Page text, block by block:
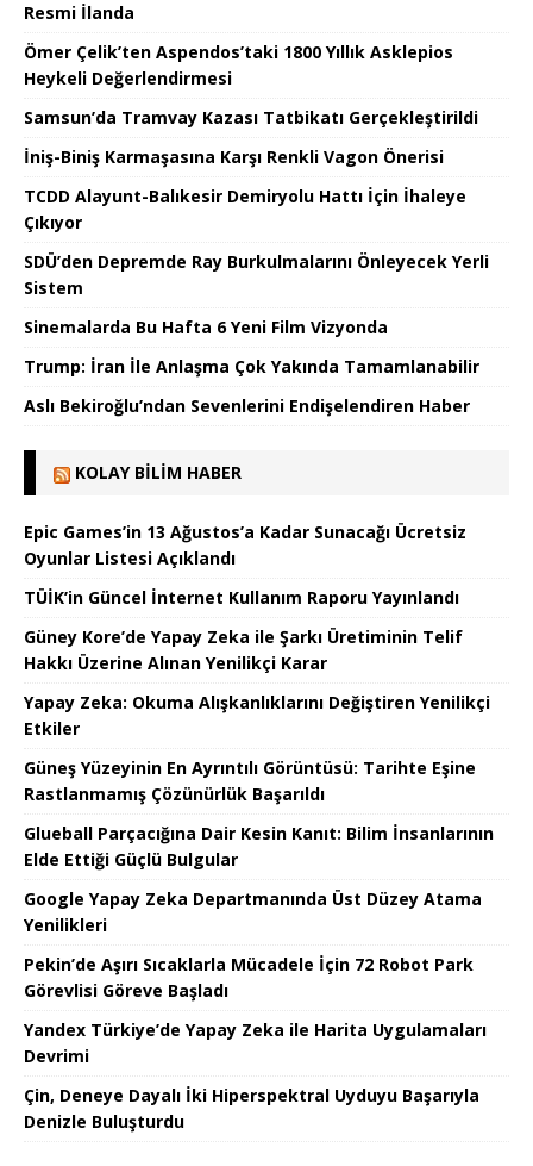
Resmi İlanda
Ömer Çelik’ten Aspendos’taki 1800 Yıllık Asklepios
Heykeli Değerlendirmesi
Samsun’da Tramvay Kazası Tatbikatı Gerçekleştirildi
İniş-Biniş Karmaşasına Karşı Renkli Vagon Önerisi
TCDD Alayunt-Balıkesir Demiryolu Hattı İçin İhaleye
Çıkıyor
SDÜ’den Depremde Ray Burkulmalarını Önleyecek Yerli
Sistem
Sinemalarda Bu Hafta 6 Yeni Film Vizyonda
Trump: İran İle Anlaşma Çok Yakında Tamamlanabilir
Aslı Bekiroğlu’ndan Sevenlerini Endişelendiren Haber
KOLAY BILIM HABER
Epic Games’in 13 Ağustos’a Kadar Sunacağı Ücretsiz
Oyunlar Listesi Açıklandı
TÜİK’in Güncel İnternet Kullanım Raporu Yayınlandı
Güney Kore’de Yapay Zeka ile Şarkı Üretiminin Telif
Hakkı Üzerine Alınan Yenilikçi Karar
Yapay Zeka: Okuma Alışkanlıklarını Değiştiren Yenilikçi
Etkiler
Güneş Yüzeyinin En Ayrıntılı Görüntüsü: Tarihte Eşine
Rastlanmamış Çözünürlük Başarıldı
Glueball Parçacığına Dair Kesin Kanıt: Bilim İnsanlarının
Elde Ettiği Güçlü Bulgular
Google Yapay Zeka Departmanında Üst Düzey Atama
Yenilikleri
Pekin’de Aşırı Sıcaklarla Mücadele İçin 72 Robot Park
Görevlisi Göreve Başladı
Yandex Türkiye’de Yapay Zeka ile Harita Uygulamaları
Devrimi
Çin, Deneye Dayalı İki Hiperspektral Uyduyu Başarıyla
Denizle Buluşturdu